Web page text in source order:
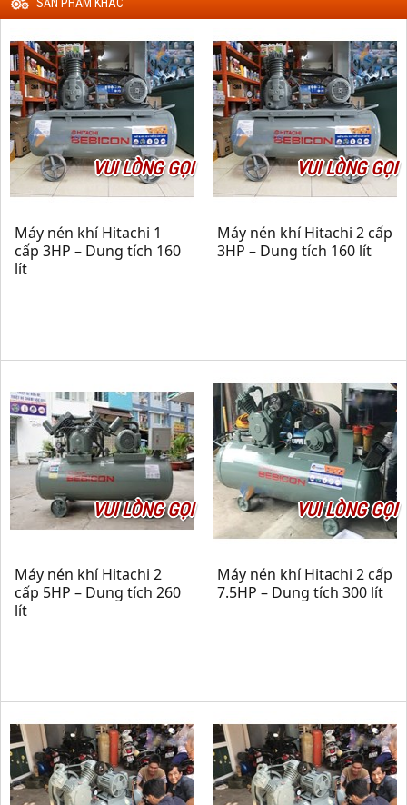
VUI LÒNG GỌI
Máy nén khí Hitachi 1
cấp 3HP – Dung tích 160
lít
VUI LÒNG GỌI
Máy nén khí Hitachi 2 cấp
3HP – Dung tích 160 lít
VUI LÒNG GỌI
Máy nén khí Hitachi 2
cấp 5HP – Dung tích 260
lít
VUI LÒNG GỌI
Máy nén khí Hitachi 2 cấp
7.5HP – Dung tích 300 lít